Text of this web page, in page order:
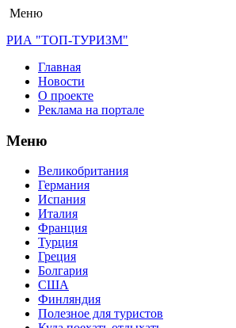
Меню
РИА "ТОП-ТУРИЗМ"
Главная
Новости
О проекте
Реклама на портале
Меню
Великобритания
Германия
Испания
Италия
Франция
Турция
Греция
Болгария
США
Финляндия
Полезное для туристов